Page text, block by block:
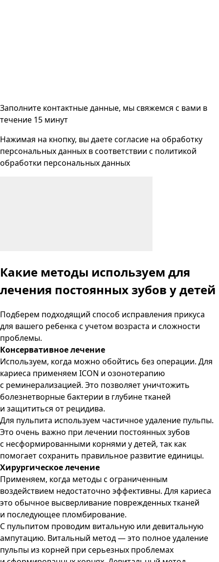
Заполните контактные данные, мы свяжемся с вами в
течение 15 минут
Нажимая на кнопку, вы даете согласие на обработку
персональных данных в соответствии с политикой
обработки персональных данных
Какие методы используем для
лечения постоянных зубов у детей
Подберем подходящий способ исправления прикуса
для вашего ребенка с учетом возраста и сложности
проблемы.
Консервативное лечение
Используем, когда можно обойтись без операции. Для
кариеса применяем ICON и озонотерапию
с реминерализацией. Это позволяет уничтожить
болезнетворные бактерии в глубине тканей
и защититься от рецидива.
Для пульпита используем частичное удаление пульпы.
Это очень важно при лечении постоянных зубов
с несформированными корнями у детей, так как
помогает сохранить правильное развитие единицы.
Хирургическое лечение
Применяем, когда методы с ограниченным
воздействием недостаточно эффективны. Для кариеса
это обычное высверливание поврежденных тканей
и последующее пломбирование.
С пульпитом проводим витальную или девитальную
ампутацию. Витальный метод — это полное удаление
пульпы из корней при серьезных проблемах